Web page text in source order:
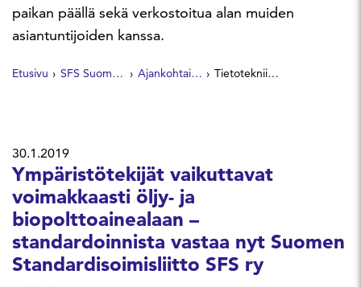
paikan päällä sekä verkostoitua alan muiden
asiantuntijoiden kanssa.
Etusivu SFS Suomen Standardit Ajankohtaista Tietotekniikan ohjelmistotuotannon ja järjestelmäkehityksen standardoijat Suomeen toukokuussa
30.1.2019
Ympäristötekijät vaikuttavat
voimakkaasti öljy- ja
biopolttoainealaan –
standardoinnista vastaa nyt Suomen
Standardisoimisliitto SFS ry